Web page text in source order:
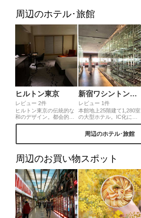
聖であり、非日常的な時
間が流れる場所でした♪◎
分、一般の方も見学可
（無料）。スカーフの貸
出しもあり、肌の露出に
る日がきますように。
周辺のホテル･旅館
ヒルトン東京
レビュー 2件
ヒルトン東京の伝統的な
和のデザイン。都会的で
洗練された和の空間は、
ます。
新宿ワシントンホテル本館
レビュー 1件
本館地上25階建て1,280室
の大型ホテル。IC化に優
れEVの開閉も早く、宿泊
者用セルフクロークや、
自走型デリバリーロボッ
トS-mileが卓越！高層客
来、morning buffeの東京
由来の和御菜が美味し
れグローバルな一夜が過
ごせます♪
周辺のホテル･旅館
周辺のお買い物スポット